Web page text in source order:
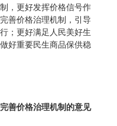
，更好发挥价格信号作
善价格治理机制，引导
；更好满足人民美好生
好重要民生商品保供稳
善价格治理机制的意见